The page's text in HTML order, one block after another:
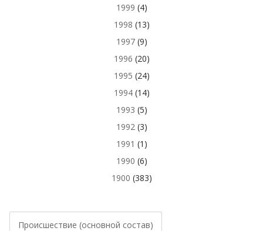
1999 (4)
1998 (13)
1997(9)
1996 (20)
1995 (24)
1994(14)
1993 (5)
1992(3)
1991 (1)
1990 (6)
1900 (383)
Происшествие (основной состав)